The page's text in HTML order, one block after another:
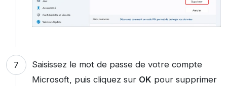
Saisissez le mot de passe de votre compte
Microsoft, puis cliquez sur OK pour supprimer